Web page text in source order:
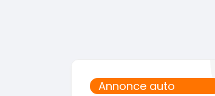
Annonce auto